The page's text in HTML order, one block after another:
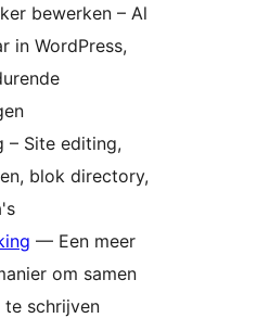
bewerken – Al
in WordPress,
– Site editing,
blok directory,
— Een meer
om samen
te schrijven